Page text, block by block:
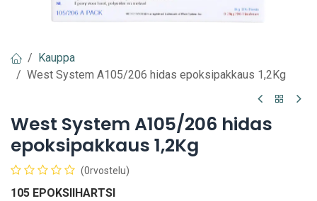
Kauppa
West System A105/206 hidas epoksipakkaus 1,2Kg
West System A105/206 hidas
epoksipakkaus 1,2Kg
(0rvostelu)
105 EPOKSIIHARTSI